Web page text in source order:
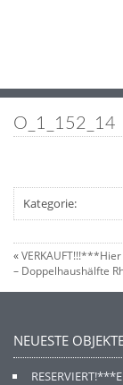
O_1_152_14
Kategorie:
«
– Doppelhaushälfte
NEUESTE